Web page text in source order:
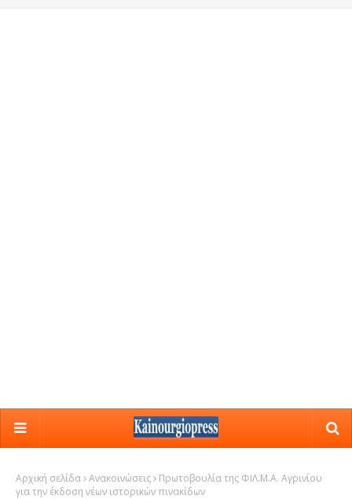
Αρχική σελίδα Ανακοινώσεις
Πρωτοβουλία της ΦΙΛ.Μ.Α. Αγρινίου
για την έκδοση νέων ιστορικών πινακίδων